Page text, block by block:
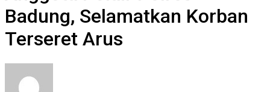
Badung, Selamatkan Korban
Terseret Arus